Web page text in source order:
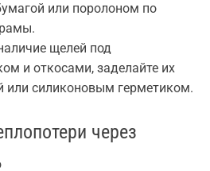
или поролоном по
щелей под
и откосами, заделайте их
или силиконовым герметиком.
через